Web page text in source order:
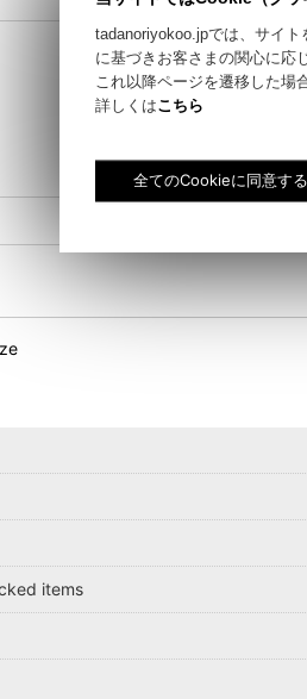
items
tadanoriyokoo.jpでは、サイ
に基づきお客さまの関心に応
これ以降ページを遷移した場
詳しくはこちら